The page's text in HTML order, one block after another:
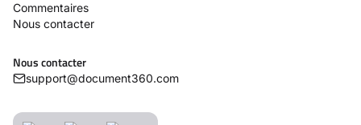
Commentaires
Nous contacter
Nous contacter
support@document360.com